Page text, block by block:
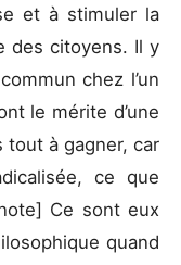
et à stimuler la
des citoyens. Il y
chez l’un
le mérite d’une
tout à gagner, car
ce que
Ce sont eux
quand